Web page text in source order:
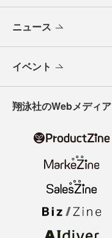
ニュース
イベント
翔泳社のWebメディア